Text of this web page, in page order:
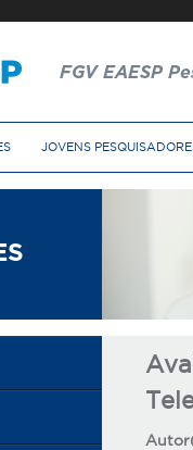
FGV EAESP
JOVENS